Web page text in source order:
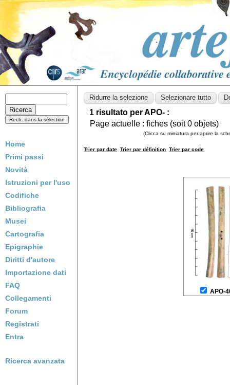
Home
Primi passi
Novità
Istruzioni per l'uso
Codifiche
Bibliografia
Musei
Cartografia
Epigraphie
Diritti d'autore
Importazione dati
FAQ
Collegamenti
Forum
Registrati
Entra
Ricerca avanzata
1 risultato per APO- :
Page actuelle : fiches (soit0 objets)
(Clicca su miniatura per aprire la
Trier par date Trier par définition Trier par code
APO-